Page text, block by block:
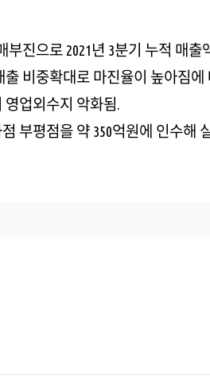
진으로 2021년 3분기 누적 매
비중확대로 마진율이 높아짐에
업외수지 악화됨.
부평점을 약 350억원에 인수해